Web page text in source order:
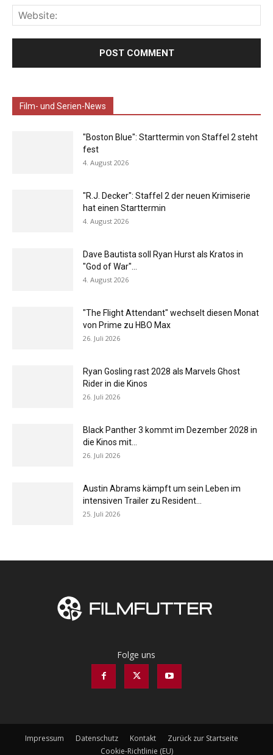
Film- und Serien-News
"Boston Blue": Starttermin von Staffel 2 steht
fest
4. August 2026
"R.J. Decker": Staffel 2 der neuen Krimiserie
hat einen Starttermin
4. August 2026
Dave Bautista soll Ryan Hurst als Kratos in
"God of War"...
4. August 2026
"The Flight Attendant" wechselt diesen Monat
von Prime zu HBO Max
26. Juli 2026
Ryan Gosling rast 2028 als Marvels Ghost
Rider in die Kinos
26. Juli 2026
Black Panther 3 kommt im Dezember 2028 in
die Kinos mit...
26. Juli 2026
Austin Abrams kämpft um sein Leben im
intensiven Trailer zu Resident...
25. Juli 2026
Folge uns
Impressum Datenschutz Kontakt
Zurück zur Startseite
Cookie-Richtlinie (EU)